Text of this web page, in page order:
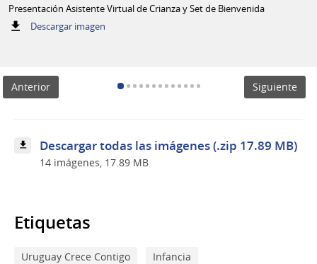
Presentación Asistente Virtual de Crianza y Set de Bienvenida
Descargar imagen:
Crianza
Bienvenida
Anterior Siguiente
Descargar todas las imágenes (.zip 17.89 MB)
14 imágenes, 17.89 MB
Etiquetas
Uruguay Crece Contigo
Infancia